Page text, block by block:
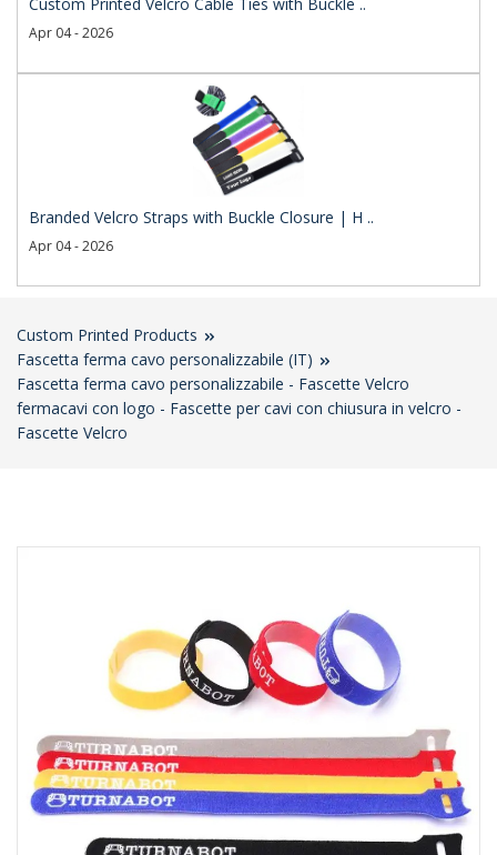
Apr 04 - 2026
Branded Velcro Straps with Buckle Closure | H ..
Apr 04 - 2026
Custom Printed Products
Fascetta ferma cavo personalizzabile (IT)
Fascetta ferma cavo personalizzabile - Fascette Velcro
fermacavi con logo - Fascette per cavi con chiusura in velcro -
Fascette Velcro